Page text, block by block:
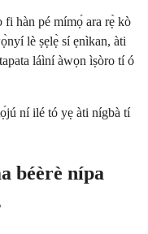
fi hàn pé mímọ́ ara rẹ̀ kò
lè ṣẹlẹ̀ sí ẹnìkan, àti
láìní àwọn ìṣòro tí ó
ní ilé tó yẹ àti nígbà tí
béèrè nípa